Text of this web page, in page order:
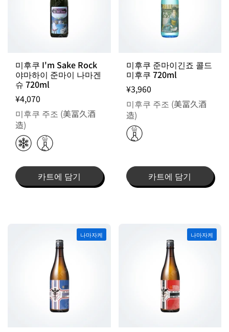
미후쿠 I'm Sake Rock
야마하이 준마이 나마겐
슈 720ml
¥4,070
미후쿠 주조 (美冨久酒
造)
카트에 담기
미후쿠 준마이긴죠 콜드
미후쿠 720ml
¥3,960
미후쿠 주조 (美冨久酒
造)
카트에 담기
나마자케 나마자케